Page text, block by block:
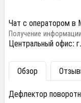
Чат с
Получение
Центральный офис:
Обзор
Дефлектор